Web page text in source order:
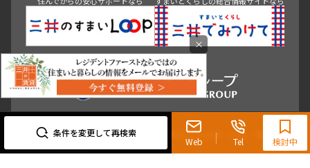
条件を変更して再検索
Web Tel
0120-321-719
9:30~18:00（水曜定休）
検討中
東京都知事（3）第96482号 （一社） 不動産流通経営協会会員 （公社） 首都圏不動
産公正取引協議会加盟
×